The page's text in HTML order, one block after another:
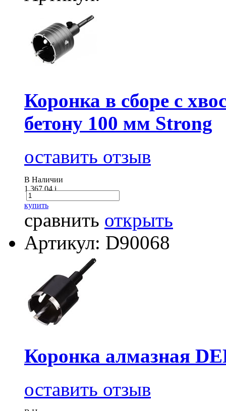
Коронка в сборе с
бетону 100 мм Strong
оставить отзыв
В Наличии
1 367.04i
купить
сравнить открыть
Артикул: D90068
Коронка алмазная
оставить отзыв